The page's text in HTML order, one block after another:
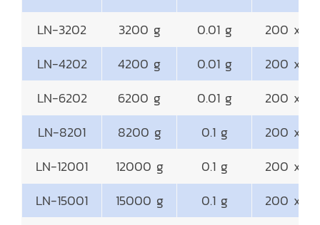
LN-3202 3200 g 0.01 g
200 x
LN-4202
4200 g 0.01 g
200 x
LN-6202
6200 g 0.01 g
200 x
LN-8201
8200 g 0.1 g
200 x
LN-12001
12000 g 0.1 g
200 x
LN-15001
15000 g 0.1 g
200 x